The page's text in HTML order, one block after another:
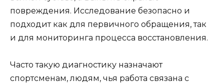
повреждения. Исследование безопасно и
подходит как для первичного обращения, так
и для мониторинга процесса восстановления.
Часто такую диагностику назначают
спортсменам, людям, чья работа связана с